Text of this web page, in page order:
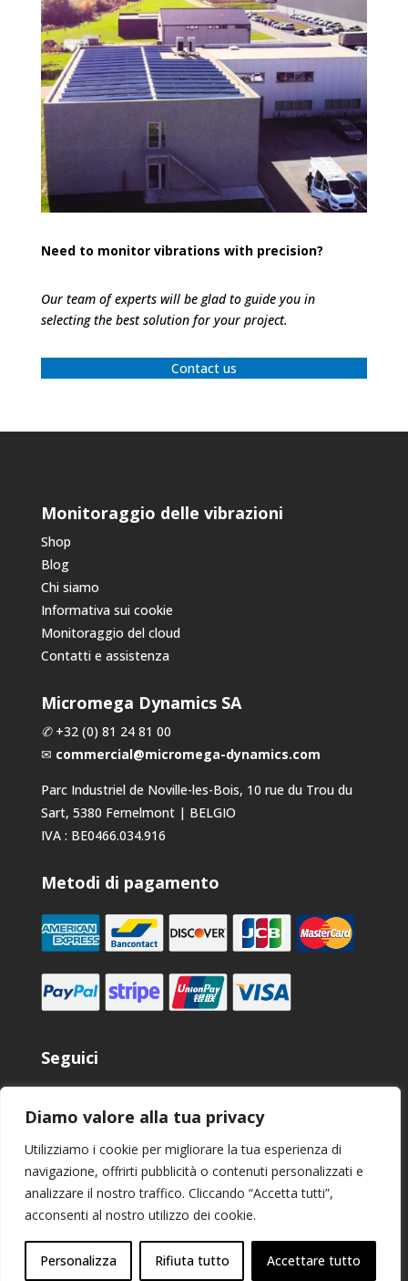
Diamo valore alla tua privacy
Utilizziamo i cookie per migliorare la tua esperienza di
navigazione, offrirti pubblicità o contenuti personalizzati e
analizzare il nostro traffico. Cliccando “Accetta tutti”,
acconsenti al nostro utilizzo dei cookie.
Personalizza Rifiuta tutto Accettare tutto
Need to monitor vibrations with precision?
Our team of experts will be glad to guide you in
selecting the best solution for your project.
Contact us
Monitoraggio delle vibrazioni
Shop
Blog
Chi siamo
Informativa sui cookie
Monitoraggio del cloud
Contatti e assistenza
Micromega Dynamics SA
✆ +32 (0) 81 24 81 00
✉ commercial@micromega-dynamics.com
Parc Industriel de Noville-les-Bois, 10 rue du Trou du
Sart, 5380 Fernelmont | BELGIO
IVA : BE0466.034.916
Metodi di pagamento
Seguici
Micromega Dynamics SA. 2025 copyright. Tutti i diritti
riservati.